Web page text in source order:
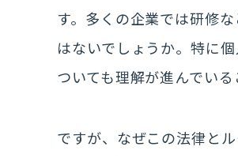
す。多くの企業では研修
はないでしょうか。特に
ついても理解が進んでいる
ですが、なぜこの法律と